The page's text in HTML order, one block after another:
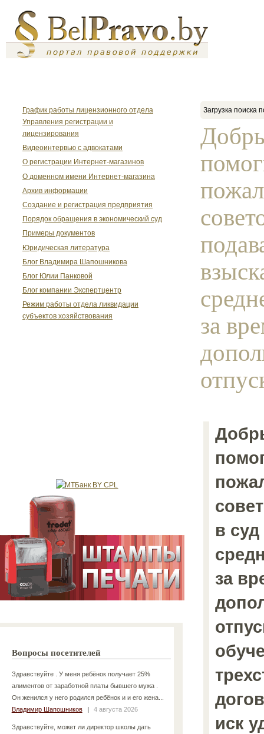
График работы лицензионного отдела
Управления регистрации и
лицензирования
Видеоинтервью с адвокатами
О регистрации Интернет-магазинов
О доменном имени Интернет-магазина
Архив информации
Создание и регистрация предприятия
Порядок обращения в экономический суд
Примеры документов
Юридическая литература
Блог Владимира Шапошникова
Блог Юлии Панковой
Блог компании Экспертцентр
Режим работы отдела ликвидации
субъектов хозяйствования
Вопросы посетителей
Здравствуйте . У меня ребёнок получает 25%
алиментов от заработной платы бывшего мужа .
Он женился у него родился ребёнок и и его жена...
Владимир Шапошников
| 4 августа 2026
Здравствуйте, может ли директор школы дать
Загрузка поиска
за
в
за
иск